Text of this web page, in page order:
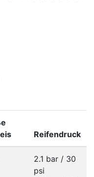
Reifendruck
2.1 bar / 30
psi